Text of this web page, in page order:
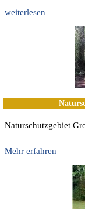
weiterlesen
Naturschutzgebiet
Mehr erfahren